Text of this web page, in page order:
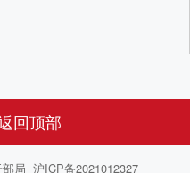
回顶部
局 沪ICP备2021012327